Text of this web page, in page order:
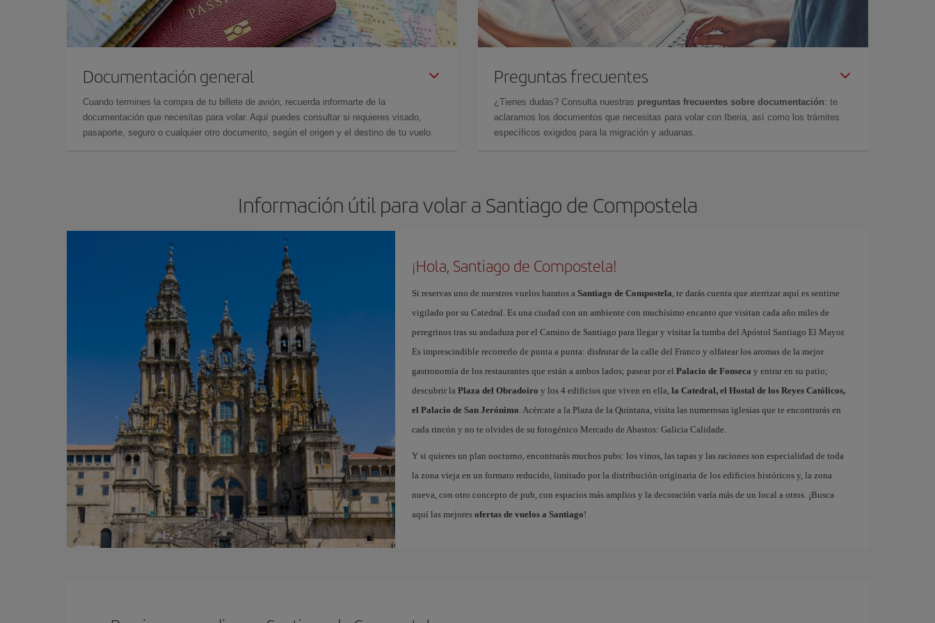
Documentación general
Cuando termines la compra de tu billete de avión, recuerda informarte de la
documentación que necesitas para volar. Aquí puedes consultar si requieres visado,
pasaporte, seguro o cualquier otro documento, según el origen y el destino de tu vuelo.
Preguntas frecuentes
¿Tienes dudas? Consulta nuestras preguntas frecuentes sobre documentación: te
aclaramos los documentos que necesitas para volar con Iberia, así como los trámites
específicos exigidos para la migración y aduanas.
Información útil para volar a Santiago de Compostela
¡Hola, Santiago de Compostela!
Si reservas uno de nuestros vuelos baratos a Santiago de Compostela, te darás cuenta que aterrizar aquí es sentirse
vigilado por su Catedral. Es una ciudad con un ambiente con muchísimo encanto que visitan cada año miles de
peregrinos tras su andadura por el Camino de Santiago para llegar y visitar la tumba del Apóstol Santiago El Mayor.
Es imprescindible recorrerlo de punta a punta: disfrutar de la calle del Franco y olfatear los aromas de la mejor
gastronomía de los restaurantes que están a ambos lados; pasear por el Palacio de Fonseca y entrar en su patio;
descubrir la Plaza del Obradoiro y los 4 edificios que viven en ella, la Catedral, el Hostal de los Reyes Católicos,
el Palacio de San Jerónimo. Acércate a la Plaza de la Quintana, visita las numerosas iglesias que te encontrarás en
cada rincón y no te olvides de su fotogénico Mercado de Abastos: Galicia Calidade.
Y si quieres un plan nocturno, encontrarás muchos pubs: los vinos, las tapas y las raciones son especialidad de toda
la zona vieja en un formato reducido, limitado por la distribución originaria de los edificios históricos y, la zona
nueva, con otro concepto de pub, con espacios más amplios y la decoración varía más de un local a otros. ¡Busca
aquí las mejores ofertas de vuelos a Santiago!